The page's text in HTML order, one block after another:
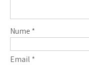
Nume *
Email *